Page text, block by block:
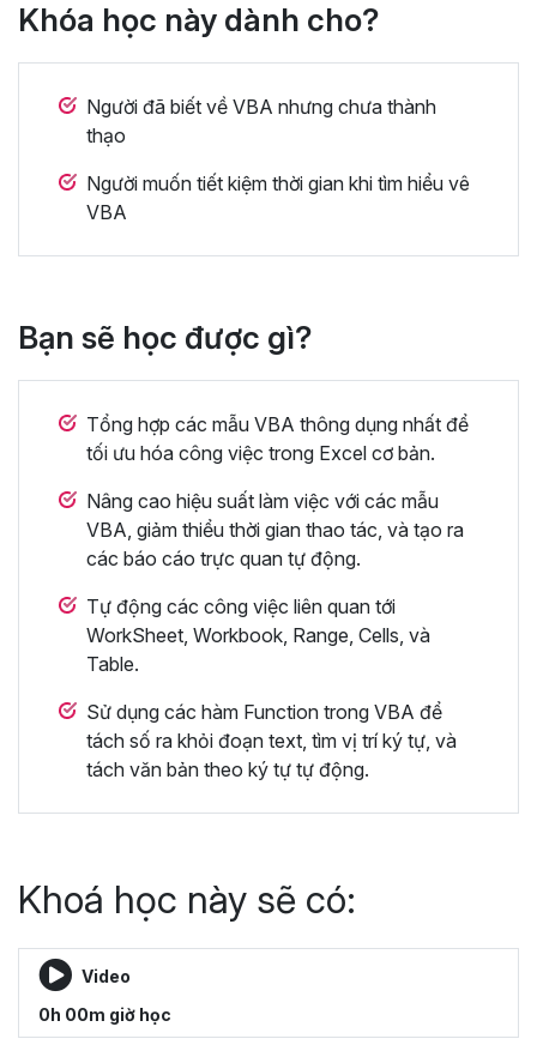
Khóa học này dành cho?
Người đã biết về VBA nhưng chưa thành
thạo
Người muốn tiết kiệm thời gian khi tìm hiểu vê
VBA
Bạn sẽ học được gì?
Tổng hợp các mẫu VBA thông dụng nhất để
tối ưu hóa công việc trong Excel cơ bản.
Nâng cao hiệu suất làm việc với các mẫu
VBA, giảm thiểu thời gian thao tác, và tạo ra
các báo cáo trực quan tự động.
Tự động các công việc liên quan tới
WorkSheet, Workbook, Range, Cells, và
Table.
Sử dụng các hàm Function trong VBA để
tách số ra khỏi đoạn text, tìm vị trí ký tự, và
tách văn bản theo ký tự tự động.
Khoá học này sẽ có:
Video
0h 00m giờ học